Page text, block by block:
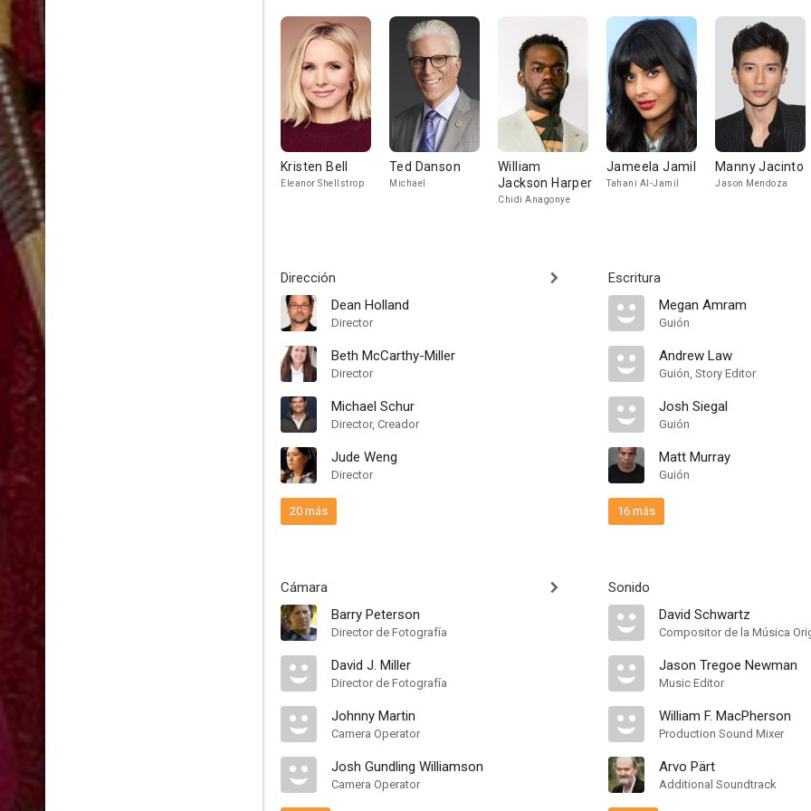
Kristen Bell
Eleanor Shellstrop
Ted Danson
Michael
William
Jackson Harper
Chidi Anagonye
Jameela Jamil
Tahani Al-Jamil
Manny Jacinto
Jason Mendoza
Dirección
Dean Holland
Director
Beth McCarthy-Miller
Director
Michael Schur
Director, Creador
Jude Weng
Director
20 más
Cámara
Barry Peterson
Director de Fotografía
David J. Miller
Director de Fotografía
Johnny Martin
Camera Operator
Josh Gundling Williamson
Camera Operator
Escritura
Megan Amram
Guión
Andrew Law
Guión, Story Editor
Josh Siegal
Guión
Matt Murray
Guión
16 más
Sonido
David Schwartz
Compositor de la Música
Jason Tregoe Newman
Music Editor
William F. MacPherson
Production Sound Mixer
Arvo Pärt
Additional Soundtrack